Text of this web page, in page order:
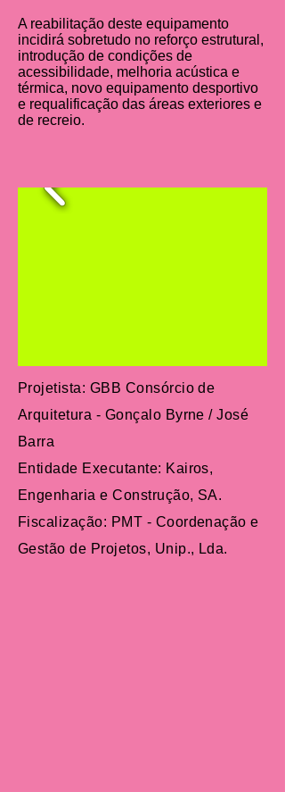
A reabilitação deste equipamento
incidirá sobretudo no reforço estrutural,
introdução de condições de
acessibilidade, melhoria acústica e
térmica, novo equipamento desportivo
e requalificação das áreas exteriores e
de recreio.
Projetista: GBB Consórcio de
Arquitetura - Gonçalo Byrne / José
Barra
Entidade Executante: Kairos,
Engenharia e Construção, SA.
Fiscalização: PMT - Coordenação e
Gestão de Projetos, Unip., Lda.